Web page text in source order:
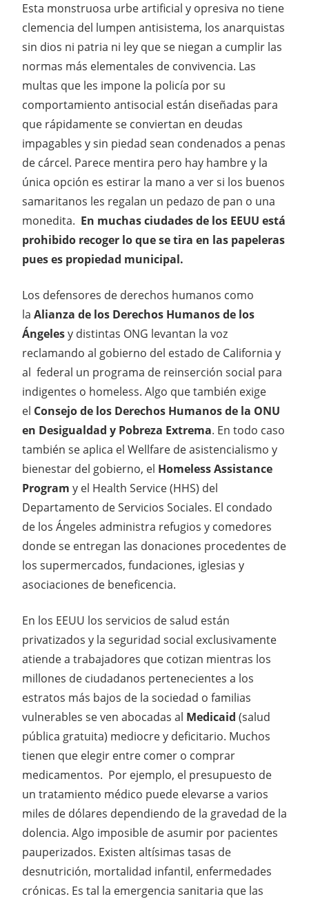
Esta monstruosa urbe artificial y opresiva no tiene
clemencia del lumpen antisistema, los anarquistas
sin dios ni patria ni ley que se niegan a cumplir las
normas más elementales de convivencia. Las
multas que les impone la policía por su
comportamiento antisocial están diseñadas para
que rápidamente se conviertan en deudas
impagables y sin piedad sean condenados a penas
de cárcel. Parece mentira pero hay hambre y la
única opción es estirar la mano a ver si los buenos
samaritanos les regalan un pedazo de pan o una
monedita. En muchas ciudades de los EEUU está
prohibido recoger lo que se tira en las papeleras
pues es propiedad municipal.
Los defensores de derechos humanos como
la Alianza de los Derechos Humanos de los
Ángelesy distintas ONG levantan la voz
reclamando al gobierno del estado de California y
al federal un programa de reinserción social para
indigentes o homeless. Algo que también exige
el Consejo de los Derechos Humanos de la ONU
en Desigualdad y Pobreza Extrema. En todo caso
también se aplica el Wellfare de asistencialismo y
bienestar del gobierno, el Homeless Assistance
Program y el Health Service (HHS) del
Departamento de Servicios Sociales. El condado
de los Ángeles administra refugios y comedores
donde se entregan las donaciones procedentes de
los supermercados, fundaciones, iglesias y
asociaciones de beneficencia.
En los EEUU los servicios de salud están
privatizados y la seguridad social exclusivamente
atiende a trabajadores que cotizan mientras los
millones de ciudadanos pertenecientes a los
estratos más bajos de la sociedad o familias
vulnerables se ven abocadas al Medicaid (salud
pública gratuita) mediocre y deficitario. Muchos
tienen que elegir entre comer o comprar
medicamentos. Por ejemplo, el presupuesto de
un tratamiento médico puede elevarse a varios
miles de dólares dependiendo de la gravedad de la
dolencia. Algo imposible de asumir por pacientes
pauperizados. Existen altísimas tasas de
desnutrición, mortalidad infantil, enfermedades
crónicas. Es tal la emergencia sanitaria que las